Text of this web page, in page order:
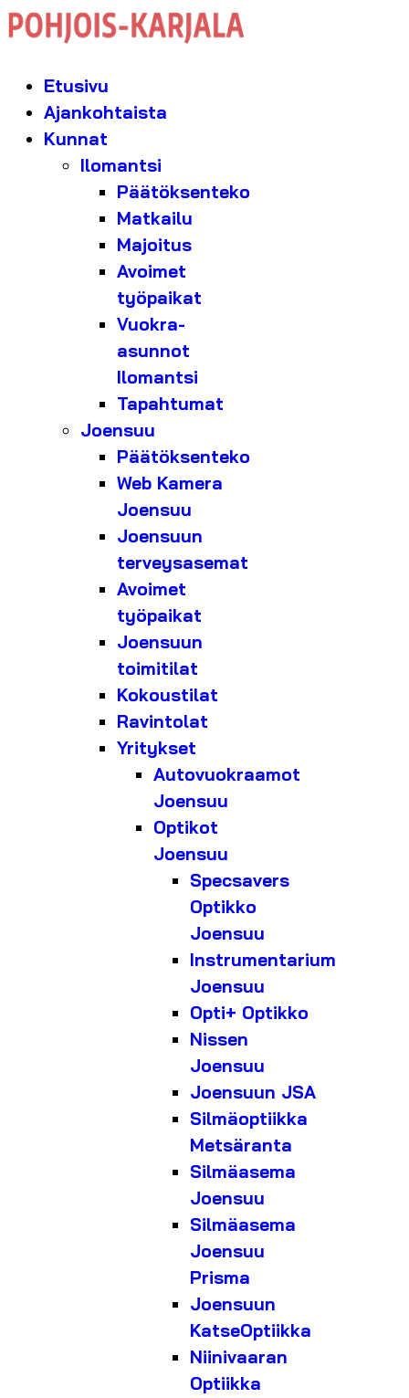
Etusivu
Ajankohtaista
Kunnat
Ilomantsi
Päätöksenteko
Matkailu
Majoitus
Avoimet
työpaikat
Vuokra-
asunnot
Ilomantsi
Tapahtumat
Joensuu
Päätöksenteko
Web Kamera
Joensuu
Joensuun
terveysasemat
Avoimet
työpaikat
Joensuun
toimitilat
Kokoustilat
Ravintolat
Yritykset
Autovuokraamot
Joensuu
Optikot
Joensuu
Specsavers
Optikko
Joensuu
Instrumentarium
Joensuu
Opti+ Optikko
Nissen
Joensuu
Joensuun JSA
Silmäoptiikka
Metsäranta
Silmäasema
Joensuu
Silmäasema
Joensuu
Prisma
Joensuun
KatseOptiikka
Niinivaaran
Optiikka